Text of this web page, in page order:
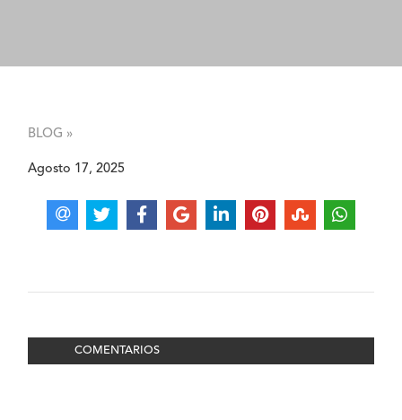
BLOG »
Agosto 17, 2025
COMENTARIOS